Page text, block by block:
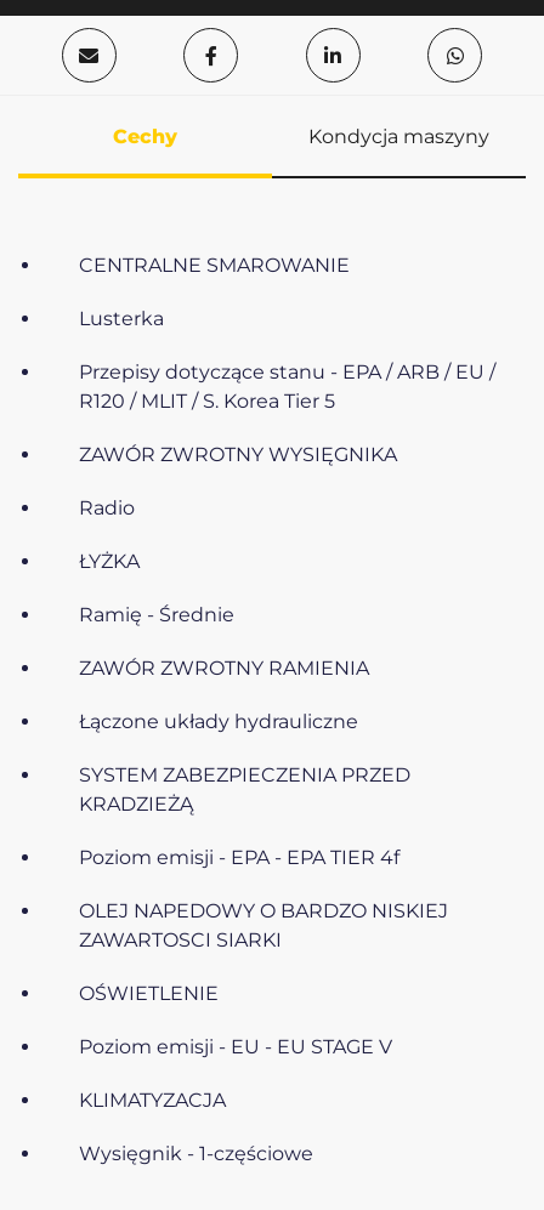
Cechy Kondycja maszyny
CENTRALNE SMAROWANIE
Lusterka
Przepisy dotyczące stanu - EPA / ARB / EU /
R120 / MLIT / S. Korea Tier 5
ZAWÓR ZWROTNY WYSIĘGNIKA
Radio
ŁYŻKA
Ramię - Średnie
ZAWÓR ZWROTNY RAMIENIA
Łączone układy hydrauliczne
SYSTEM ZABEZPIECZENIA PRZED
KRADZIEŻĄ
Poziom emisji - EPA - EPA TIER 4f
OLEJ NAPEDOWY O BARDZO NISKIEJ
ZAWARTOSCI SIARKI
OŚWIETLENIE
Poziom emisji - EU - EU STAGE V
KLIMATYZACJA
Wysięgnik - 1-częściowe